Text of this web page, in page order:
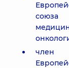
союза
член